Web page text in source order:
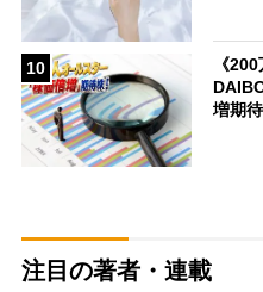
10
《
増期
注目の著者・連載